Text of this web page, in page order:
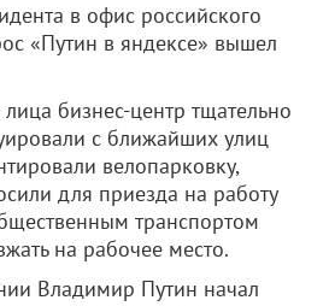
в офис российского
«Путин в яндексе» вышел
бизнес-центр тщательно
с ближайших улиц
велопарковку,
для приезда на работу
транспортом
на рабочее место.
Владимир Путин начал